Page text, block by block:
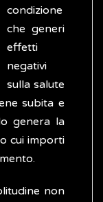
condizione
che generi
effetti
negativi
sulla salute
subita e
genera la
cui importi
non